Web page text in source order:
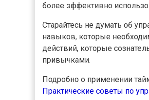
более эффективно
Старайтесь не думать об
навыков, которые
действий, которые
привычками.
Подробно о применении
Практические советы по